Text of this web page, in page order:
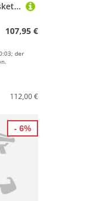
Betzold Sport - Ball-Set Basketball - Sportunterricht Trainingsball Kinder
107,95 €
der
112,00 €
- 6%